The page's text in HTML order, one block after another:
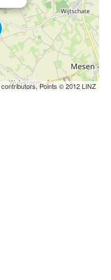
contributors, Points © 2012 LINZ